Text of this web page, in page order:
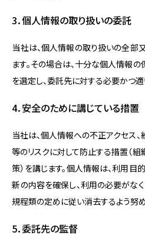
3．個人情報の取り扱いの委託
当社は、個人情報の取り扱いの全部
ます。その場合は、十分な個人情報
を選定し、委託先に対する必要かつ適
4．安全のために講じている措置
当社は、個人情報への不正アクセス、
等のリスクに対して防止する措置（組
策）を講じます。個人情報は、利用
新の内容を確保し、利用の必要がな
規程類の定めに従い消去するよう努め
5．委託先の監督